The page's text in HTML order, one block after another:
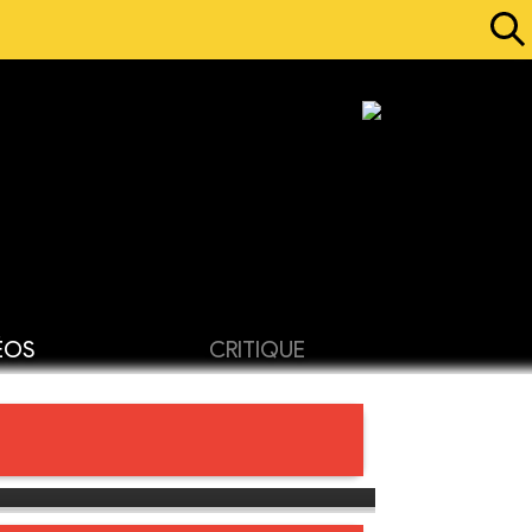
CRITIQUE